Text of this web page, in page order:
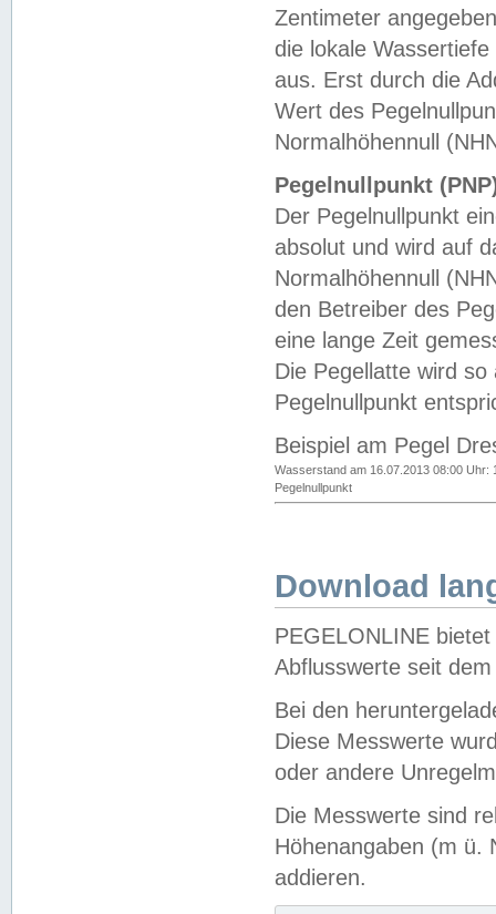
Zentimeter
die lokale
aus. Erst durch die
Wert des
Normalhöhennull
Pegelnullpunkt
Der Pegelnullpunkt
absolut und wird auf
Normalhöhennull
den Betreiber des
eine lange Zeit
Die Pegellatte wird
Pegelnullpunkt
Beispiel am Pegel
Wasserstand am 16.07.2013 08:00 Uhr:
Pegelnullpunkt
Download
PEGELONLINE
Abflusswerte seit
Bei den
Diese Messwerte
oder andere
Die Messwerte sind
Höhenangaben (m ü.
addieren.